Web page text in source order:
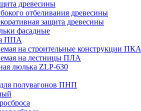
древесины
отбеливания древесины
защита древесины
фасадные
ППА
на строительные конструкции ПКА
на лестницы ПЛА
люлька ZLP-630
полувагонов ПНП